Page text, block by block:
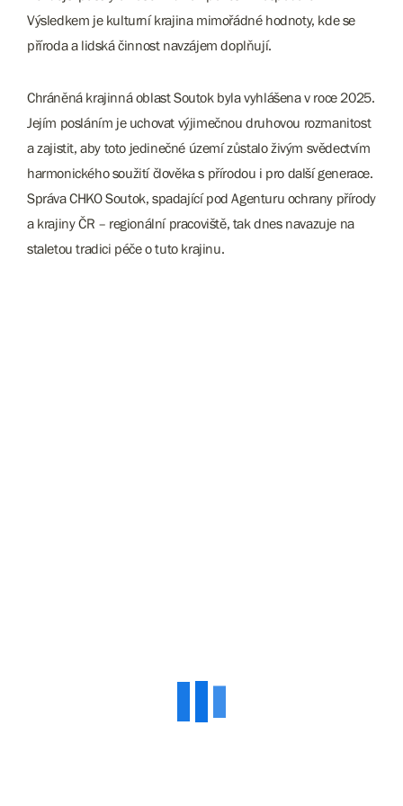
Výsledkem je kulturní krajina mimořádné hodnoty, kde se
příroda a lidská činnost navzájem doplňují.
Chráněná krajinná oblast Soutok byla vyhlášena v roce 2025.
Jejím posláním je uchovat výjimečnou druhovou rozmanitost
a zajistit, aby toto jedinečné území zůstalo živým svědectvím
harmonického soužití člověka s přírodou i pro další generace.
Správa CHKO Soutok, spadající pod Agenturu ochrany přírody
a krajiny ČR – regionální pracoviště, tak dnes navazuje na
staletou tradici péče o tuto krajinu.